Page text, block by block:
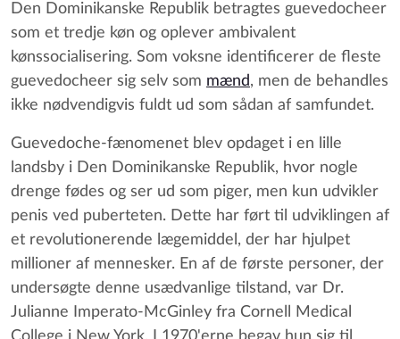
Den Dominikanske Republik betragtes guevedocheer
som et tredje køn og oplever ambivalent
kønssocialisering. Som voksne identificerer de fleste
guevedocheer sig selv som mænd, men de behandles
ikke nødvendigvis fuldt ud som sådan af samfundet.
Guevedoche-fænomenet blev opdaget i en lille
landsby i Den Dominikanske Republik, hvor nogle
drenge fødes og ser ud som piger, men kun udvikler
penis ved puberteten. Dette har ført til udviklingen af
et revolutionerende lægemiddel, der har hjulpet
millioner af mennesker. En af de første personer, der
undersøgte denne usædvanlige tilstand, var Dr.
Julianne Imperato-McGinley fra Cornell Medical